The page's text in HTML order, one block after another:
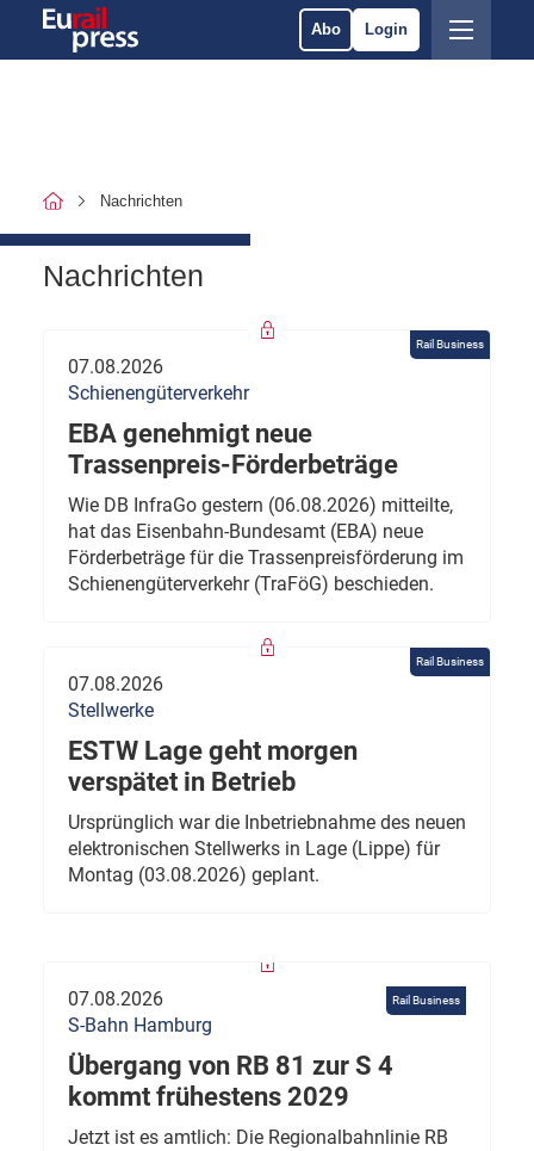
Abo Login
Nachrichten
Nachrichten
Rail Business
07.08.2026
Schienengüterverkehr
EBA genehmigt neue
Trassenpreis-Förderbeträge
Wie DB InfraGo gestern (06.08.2026) mitteilte,
hat das Eisenbahn-Bundesamt (EBA) neue
Förderbeträge für die Trassenpreisförderung im
Schienengüterverkehr (TraFöG) beschieden.
Rail Business
07.08.2026
Stellwerke
ESTW Lage geht morgen
verspätet in Betrieb
Ursprünglich war die Inbetriebnahme des neuen
elektronischen Stellwerks in Lage (Lippe) für
Montag (03.08.2026) geplant.
Rail Business
07.08.2026
S-Bahn Hamburg
Übergang von RB 81 zur S 4
kommt frühestens 2029
Jetzt ist es amtlich: Die Regionalbahnlinie RB